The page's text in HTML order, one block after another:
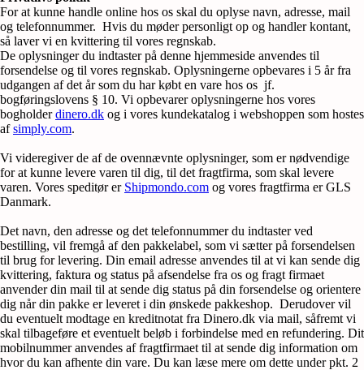
For at kunne handle online hos os skal du oplyse navn, adresse, mail
og telefonnummer. Hvis du møder personligt op og handler kontant,
så laver vi en kvittering til vores regnskab.
De oplysninger du indtaster på denne hjemmeside anvendes til
forsendelse og til vores regnskab. Oplysningerne opbevares i 5 år fra
udgangen af det år som du har købt en vare hos os jf.
bogføringslovens § 10. Vi opbevarer oplysningerne hos vores
bogholderdinero.dk og i vores kundekatalog i webshoppen som hostes
afsimply.com.
Vi videregiver de af de ovennævnte oplysninger, som er nødvendige
for at kunne levere varen til dig, til det fragtfirma, som skal levere
varen. Vores speditør er Shipmondo.com og vores fragtfirma er GLS
Danmark.
Det navn, den adresse og det telefonnummer du indtaster ved
bestilling, vil fremgå af den pakkelabel, som vi sætter på forsendelsen
til brug for levering. Din email adresse anvendes til at vi kan sende dig
kvittering, faktura og status på afsendelse fra os og fragt firmaet
anvender din mail til at sende dig status på din forsendelse og orientere
dig når din pakke er leveret i din ønskede pakkeshop. Derudover vil
du eventuelt modtage en kreditnotat fra Dinero.dk via mail, såfremt vi
skal tilbageføre et eventuelt beløb i forbindelse med en refundering. Dit
mobilnummer anvendes af fragtfirmaet til at sende dig information om
hvor du kan afhente din vare. Du kan læse mere om dette under pkt. 2